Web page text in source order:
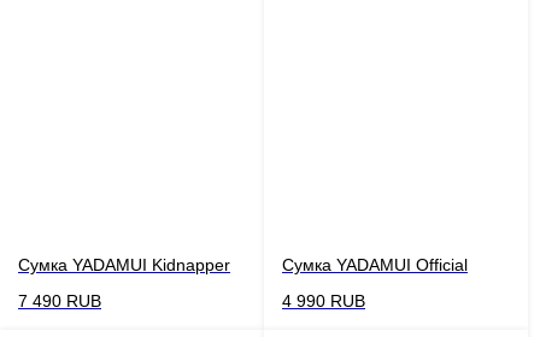
Сумка YADAMUI Kidnapper
7 490 RUB
Сумка YADAMUI Official
4 990 RUB